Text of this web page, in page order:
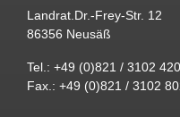
Landrat.Dr.-Frey-Str. 12
86356 Neusäß
Tel.: +49 (0)821 / 3102
Fax.: +49 (0)821 / 3102